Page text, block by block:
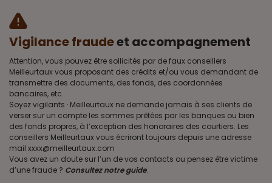
Vigilance fraudeet accompagnement
Attention, vous pouvez être sollicités par de faux conseillers
Meilleurtaux vous proposant des crédits et/ou vous demandant de
transmettre des documents, des fonds, des coordonnées
bancaires, etc.
Soyez vigilants · Meilleurtaux ne demande jamais à ses clients de
verser sur un compte les sommes prêtées par les banques ou bien
des fonds propres, à l’exception des honoraires des courtiers. Les
conseillers Meilleurtaux vous écriront toujours depuis une adresse
mail xxxx@meilleurtaux.com
Vous avez un doute sur l’un de vos contacts ou pensez être victime
d’une fraude ? Consultez notre guide.